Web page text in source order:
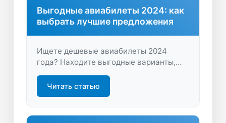
Выгодные авиабилеты 2024: как
выбрать лучшие предложения
Ищете дешевые авиабилеты 2024
года? Находите выгодные варианты,
сравнивайте цены, планируйте
путешествия заранее и экономьте
время с LastBilet.ru. Откройте для себя
перелеты уже сейчас!
Читать статью